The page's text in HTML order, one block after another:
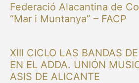
Federació Alacantina de
“Mar i Muntanya” – FACP
XIII CICLO LAS BANDAS
EN EL ADDA. UNIÓN
ASIS DE ALICANTE